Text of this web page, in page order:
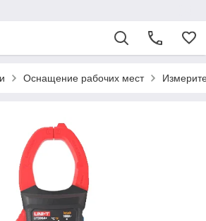
Оснащение рабочих мест